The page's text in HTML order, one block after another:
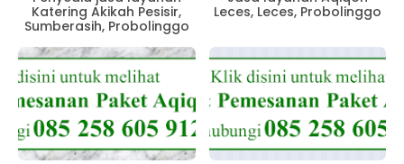
Katering Akikah Pesisir,
Sumberasih, Probolinggo
Leces, Leces, Probolinggo